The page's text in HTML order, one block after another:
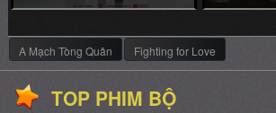
A Mạch Tòng Quân Fighting for Love
TOP PHIM BỘ